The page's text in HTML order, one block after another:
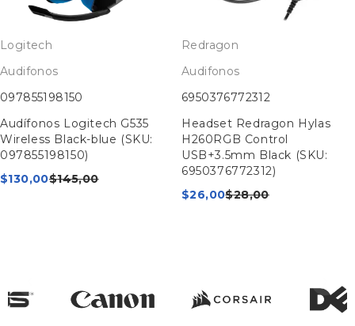
Logitech
Audifonos
097855198150
Audífonos Logitech G535
Wireless Black-blue (SKU:
097855198150)
$145,00
$130,00
Redragon
Audifonos
6950376772312
Headset Redragon Hylas
H260RGB Control
USB+3.5mm Black (SKU:
6950376772312)
$28,00
$26,00